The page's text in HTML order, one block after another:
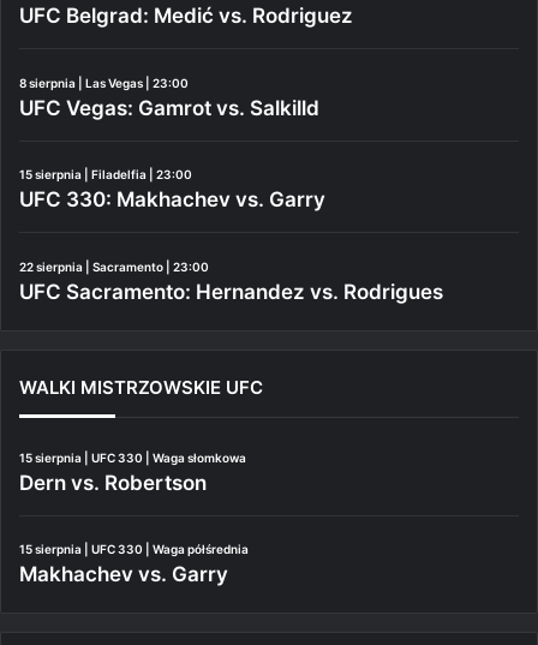
UFC Belgrad: Medić vs. Rodriguez
8 sierpnia | Las Vegas | 23:00
UFC Vegas: Gamrot vs. Salkilld
15 sierpnia | Filadelfia | 23:00
UFC 330: Makhachev vs. Garry
22 sierpnia | Sacramento | 23:00
UFC Sacramento: Hernandez vs. Rodrigues
WALKI MISTRZOWSKIE UFC
15 sierpnia | UFC 330 | Waga słomkowa
Dern vs. Robertson
15 sierpnia | UFC 330 | Waga półśrednia
Makhachev vs. Garry